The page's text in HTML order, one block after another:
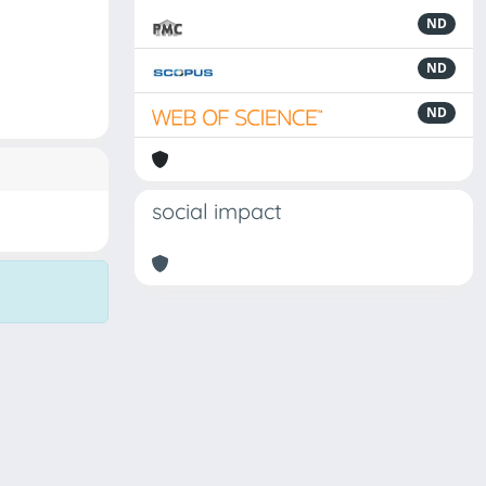
ND
ND
ND
social impact